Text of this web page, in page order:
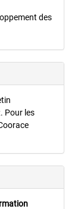
des
Pour les